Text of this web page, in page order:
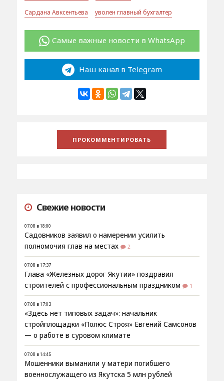
Сардана Авксентьева уволен главный бухгалтер
Самые важные новости в WhatsApp
Наш канал в Telegram
Свежие новости
07.08 в 18:00
Садовников заявил о намерении усилить
полномочия глав на местах
2
07.08 в 17:37
Глава «Железных дорог Якутии» поздравил
строителей с профессиональным праздником
1
07.08 в 17:03
«Здесь нет типовых задач»: начальник
стройплощадки «Полюс Строя» Евгений Самсонов
— о работе в суровом климате
07.08 в 14:45
Мошенники выманили у матери погибшего
военнослужащего из Якутска 5 млн рублей